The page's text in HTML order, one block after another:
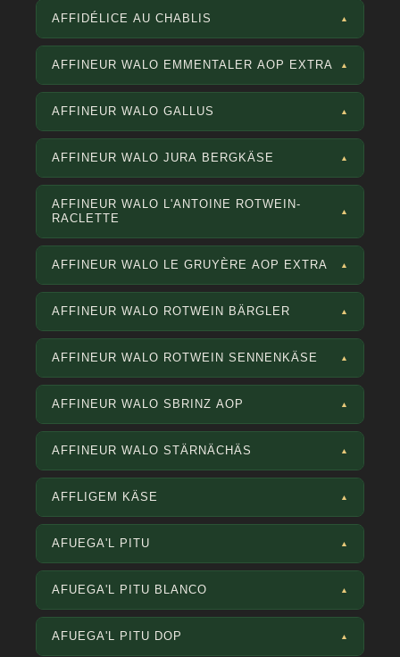
AFFIDÉLICE AU CHABLIS ▲
AFFINEUR WALO EMMENTALER AOP EXTRA ▲
AFFINEUR WALO GALLUS ▲
AFFINEUR WALO JURA BERGKÄSE ▲
AFFINEUR WALO L'ANTOINE ROTWEIN-
RACLETTE
▲
AFFINEUR WALO LE GRUYÈRE AOP EXTRA ▲
AFFINEUR WALO ROTWEIN BÄRGLER ▲
AFFINEUR WALO ROTWEIN SENNENKÄSE ▲
AFFINEUR WALO SBRINZ AOP ▲
AFFINEUR WALO STÄRNÄCHÄS ▲
AFFLIGEM KÄSE ▲
AFUEGA'L PITU ▲
AFUEGA'L PITU BLANCO ▲
AFUEGA'L PITU DOP ▲